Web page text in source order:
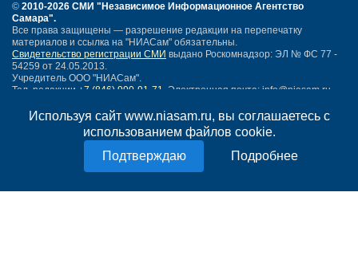
Используя сайт www.niasam.ru, вы соглашаетесь с
использованием файлов cookie.
Подробнее
© 2010-2026 СМИ "Независимое Информационное Агентство
Самара".
Все права защищены — разрешение редакции на перепечатку
материалов и ссылка на "НИАСам" обязательны.
Свидетельство регистрации СМИ выдано Роскомнадзор: ЭЛ № ФС 77 -
54259 от 24.05.2013.
Учредитель ООО "НИАСам".
Тел. редакции +7 (846) 990-91-71. Электронная почта: info@niasam.ru
Написать письмо
Политика конфиденциальности
18+